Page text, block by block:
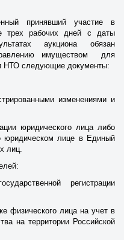
принявший участие в
трех рабочих дней с даты
аукциона обязан
имуществом для
НТО следующие документы:
изменениями и
юридического лица либо
юридическом лице в Единый
лиц.
регистрации
физического лица на учет в
на территории Российской